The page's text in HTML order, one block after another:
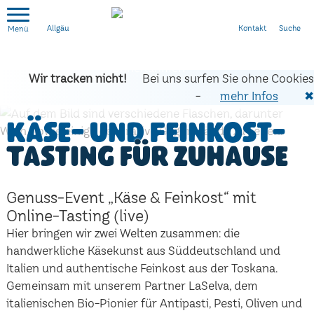
Allgäu
Wir tracken nicht!
Bei uns surfen Sie ohne Cookies
-
mehr Infos ✖
Käse- und Feinkost-
Tasting für zuhause
Genuss-Event „Käse & Feinkost“ mit
Online-Tasting (live)
Hier bringen wir zwei Welten zusammen: die
handwerkliche Käsekunst aus Süddeutschland und
Italien und authentische Feinkost aus der Toskana.
Gemeinsam mit unserem Partner LaSelva, dem
italienischen Bio-Pionier für Antipasti, Pesti, Oliven und